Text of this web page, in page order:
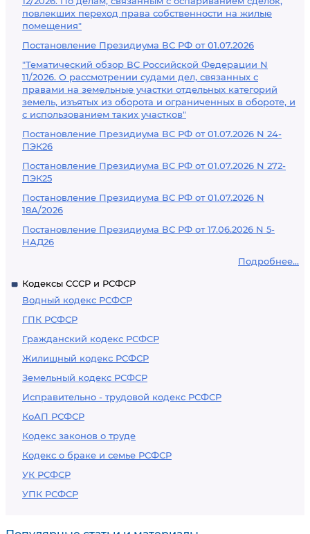
повлекших переход права собственности на жилые
помещения"
Постановление Президиума ВС РФ от 01.07.2026
"Тематический обзор ВС Российской Федерации N
11/2026. О рассмотрении судами дел, связанных с
правами на земельные участки отдельных категорий
земель, изъятых из оборота и ограниченных в обороте, и
с использованием таких участков"
Постановление Президиума ВС РФ от 01.07.2026 N 24-
ПЭК26
Постановление Президиума ВС РФ от 01.07.2026 N 272-
ПЭК25
Постановление Президиума ВС РФ от 01.07.2026 N
18А/2026
Постановление Президиума ВС РФ от 17.06.2026 N 5-
НАД26
Подробнее...
Кодексы СССР и РСФСР
Водный кодекс РСФСР
ГПК РСФСР
Гражданский кодекс РСФСР
Жилищный кодекс РСФСР
Земельный кодекс РСФСР
Исправительно - трудовой кодекс РСФСР
КоАП РСФСР
Кодекс законов о труде
Кодекс о браке и семье РСФСР
УК РСФСР
УПК РСФСР